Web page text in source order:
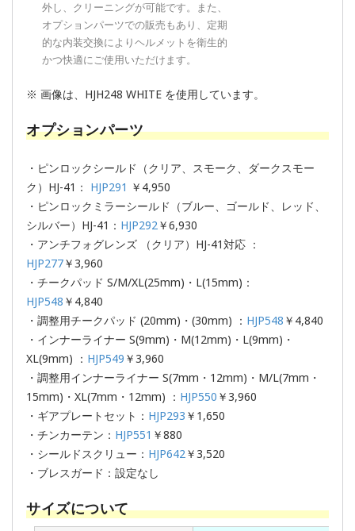
外し、クリーニングが可能です。また、
オプションパーツでの販売もあり、定期
的な内装交換によりヘルメットを衛生的
かつ快適にご使用いただけます。
※ 画像は、HJH248 WHITE を使用しています。
オプションパーツ
・ピンロックシールド（クリア、スモーク、ダークスモー
ク）HJ-41： HJP291 ￥4,950
・ピンロックミラーシールド（ブルー、ゴールド、レッド、
シルバー）HJ-41： HJP292 ￥6,930
・アンチフォグレンズ （クリア）HJ-41対応 ：
HJP277￥3,960
・チークパッド S/M/XL(25mm)・L(15mm)：
HJP548 ￥4,840
・調整用チークパッド (20mm)・(30mm) ： HJP548 ￥4,840
・インナーライナー S(9mm)・M(12mm)・L(9mm)・
XL(9mm) ： HJP549 ￥3,960
・調整用インナーライナー S(7mm・12mm)・M/L(7mm・
15mm)・XL(7mm・12mm) ： HJP550 ￥3,960
・ギアプレートセット： HJP293 ￥1,650
・チンカーテン： HJP551 ￥880
・シールドスクリュー： HJP642 ￥3,520
・ブレスガード：設定なし
サイズについて